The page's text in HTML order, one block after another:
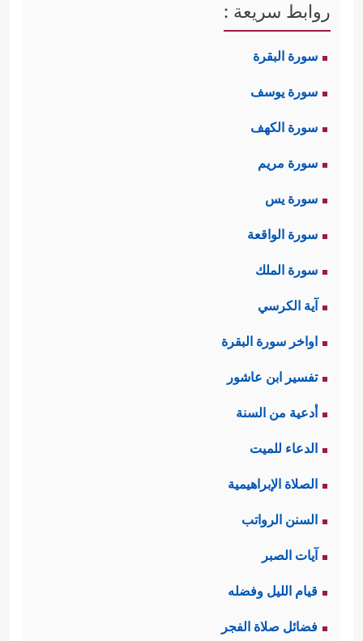
روابط سريعة :
سورة البقرة
سورة يوسف
سورة الكهف
سورة مريم
سورة يس
سورة الواقعة
سورة الملك
آية الكرسي
اواخر سورة البقرة
تفسير ابن عاشور
أدعية من السنة
الدعاء للميت
الصلاة الإبراهيمية
السنن الرواتب
آيات الصبر
قيام الليل وفضله
فضائل صلاة الفجر